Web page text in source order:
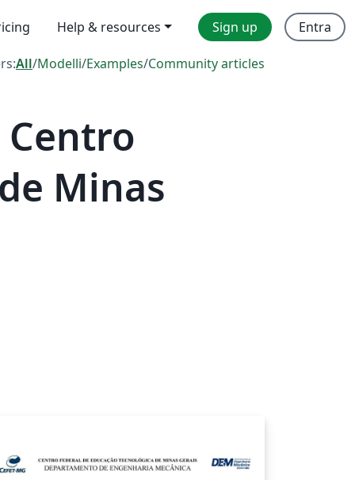
Help & resources Sign up Entra
All/Modelli/Examples/Community articles
Minas